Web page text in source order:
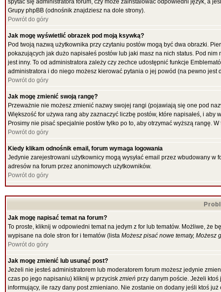
spytać się administratora forum, czy może zainstalować odpowiedni język, a
Grupy phpBB (odnośnik znajdziesz na dole strony).
Powrót do góry
Jak mogę wyświetlić obrazek pod moją ksywką?
Pod twoją nazwą użytkownika przy czytaniu postów mogą być dwa obrazki.
pokazujących jak dużo napisałeś postów lub jaki masz na nich status. Pod
jest inny. To od administratora zależy czy zechce udostępnić funkcje
administratora i do niego możesz kierować pytania o jej powód (na pewno jest
Powrót do góry
Jak mogę zmienić swoją rangę?
Przeważnie nie możesz zmienić nazwy swojej rangi (pojawiają się one pod
Większość for używa rang aby zaznaczyć liczbę postów, które napisałeś, i
Prosimy nie pisać specjalnie postów tylko po to, aby otrzymać wyższą rangę.
Powrót do góry
Kiedy klikam odnośnik email, forum wymaga logowania
Jedynie zarejestrowani użytkownicy mogą wysyłać email przez wbudowany w
adresów na forum przez anonimowych użytkowników.
Powrót do góry
Jak mogę napisać temat na forum?
To proste, kliknij w odpowiedni temat na jedym z for lub tematów. Możliwe, że
wypisane na dole stron for i tematów (lista Możesz pisać nowe tematy, Możesz
Powrót do góry
Jak mogę zmienić lub usunąć post?
Jeżeli nie jesteś administratorem lub moderatorem forum możesz jedynie
czas po jego napisaniu) kliknij w przycisk zmień przy danym poście. Jeżeli
informujący, ile razy dany post zmieniano. Nie zostanie on dodany jeśli ktoś